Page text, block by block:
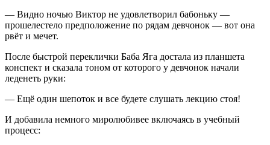
— Видно ночью Виктор не удовлетворил бабоньку —
прошелестело предположение по рядам девчонок — вот она
рвёт и мечет.
После быстрой переклички Баба Яга достала из планшета
конспект и сказала тоном от которого у девчонок начали
леденеть руки:
— Ещё один шепоток и все будете слушать лекцию стоя!
И добавила немного миролюбивее включаясь в учебный
процесс: